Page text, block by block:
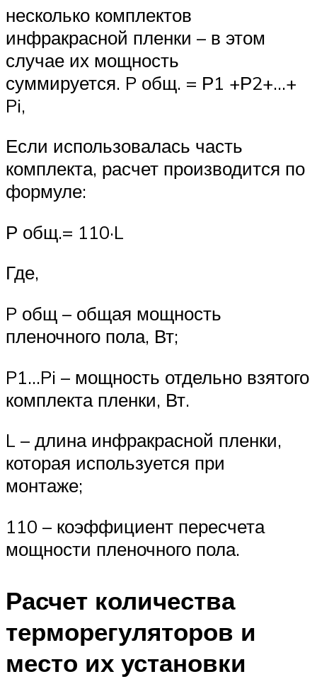
несколько комплектов
инфракрасной пленки – в этом
случае их мощность
суммируется. P общ. = Р1 +Р2+…+
Pi,
Если использовалась часть
комплекта, расчет производится по
формуле:
Р общ.= 110·L
Где,
P общ – общая мощность
пленочного пола, Вт;
P1…Pi – мощность отдельно взятого
комплекта пленки, Вт.
L – длина инфракрасной пленки,
которая используется при
монтаже;
110 – коэффициент пересчета
мощности пленочного пола.
Расчет количества
терморегуляторов и
место их установки